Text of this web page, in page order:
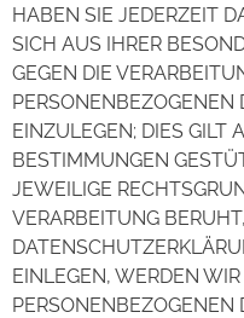
HABEN SIE JEDERZEIT
SICH AUS IHRER
GEGEN DIE
PERSONENBEZOGENEN
EINZULEGEN; DIES GILT
BESTIMMUNGEN
JEWEILIGE
VERARBEITUNG
EINLEGEN, WERDEN